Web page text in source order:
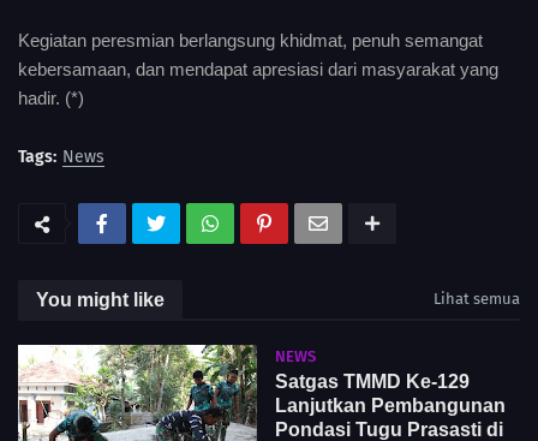
Kegiatan peresmian berlangsung khidmat, penuh semangat
kebersamaan, dan mendapat apresiasi dari masyarakat yang
hadir. (*)
Tags: News
You might like Lihat semua
NEWS
Satgas TMMD Ke-129
Lanjutkan Pembangunan
Pondasi Tugu Prasasti di